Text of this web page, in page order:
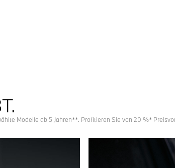
Modelle ab 5 Jahren**. Profitieren Sie von 20 %*